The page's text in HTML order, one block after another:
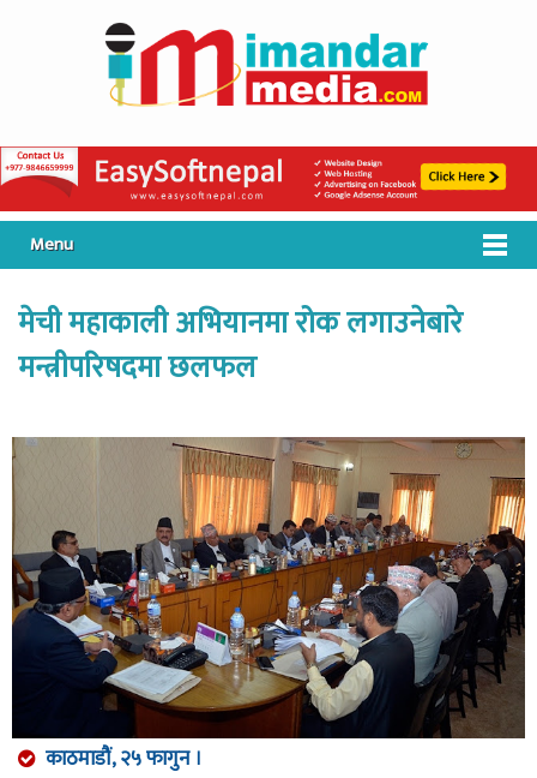
Menu
मेची महाकाली अभियानमा रोक लगाउनेबारे
मन्त्रीपरिषदमा छलफल
काठमाडौं, २५ फागुन ।